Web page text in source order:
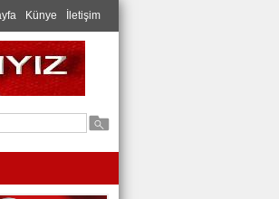
Künye İletişim